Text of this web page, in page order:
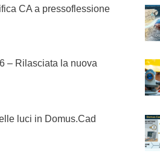
CA a pressoflessione
– Rilasciata la nuova
luci in Domus.Cad